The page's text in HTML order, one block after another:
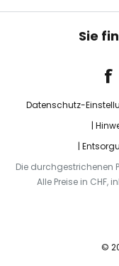
Sie
Datenschutz-
Die durchgestrichenen
Alle Preise in CHF,
©